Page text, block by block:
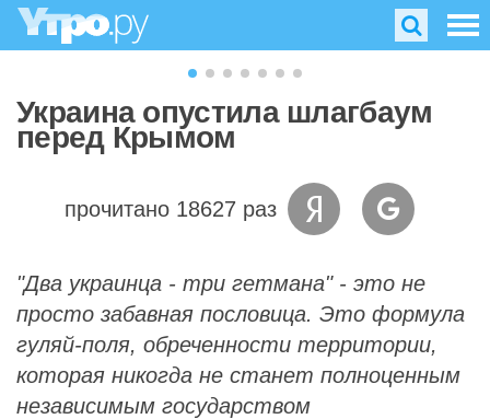
Украина опустила шлагбаум
перед Крымом
прочитано 18627 раз
"Два украинца - три гетмана" - это не
просто забавная пословица. Это формула
гуляй-поля, обреченности территории,
которая никогда не станет полноценным
независимым государством